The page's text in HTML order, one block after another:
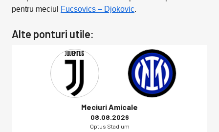
pentru meciul
Fucsovics – Djokovic.
Alte ponturi utile:
Meciuri Amicale
08.08.2026
Optus Stadium